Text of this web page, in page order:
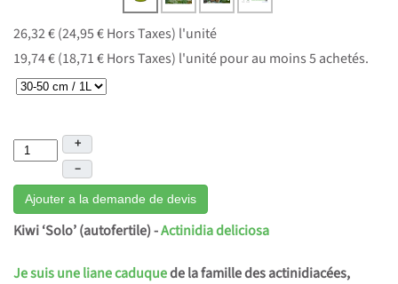
26,32 € (24,95 € Hors Taxes) l'unité
19,74 € (18,71 € Hors Taxes) l'unité pour au moins 5 achetés.
+
–
Ajouter a la demande de devis
Kiwi ‘Solo’(autofertile) -Actinidia deliciosa
Je suis une liane caduquede la famille des actinidiacées,